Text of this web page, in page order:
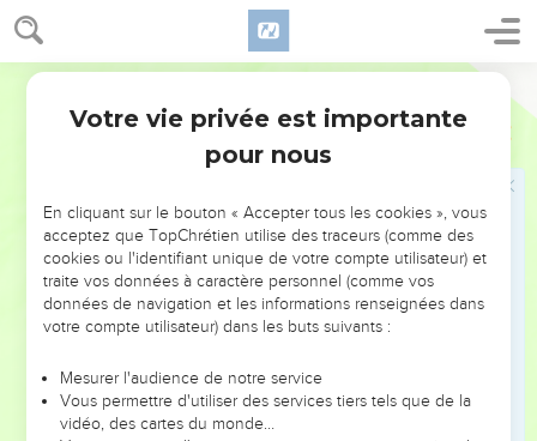
Hébreux 12
sang pour nous rendre purs. Il est l’intermédiaire d’une
alliance nouvelle que Dieu a établie avec nous, et son sang
répandu parle plus fort que celui d’Abel.
Attention, ne refusez pas d’écouter celui qui vous parle !
Sur la terre, Moïse a averti les Israélites, mais ils ont refusé
de l’écouter, et ils n’ont pas échappé à la punition. Nous,
c’est du ciel que Dieu nous parle. Si nous lui tournons le dos,
nous serons punis, c’est sûr !
Autrefois, la voix de Dieu a fait trembler la terre.
Aujourd’hui, Dieu nous fait cette promesse : « Encore une
fois, je ferai trembler non seulement la terre mais aussi le
Les mots « encore une fois » annoncent ceci : les choses
créées, qui peuvent être bouleversées, disparaîtront. Ainsi,
les choses qui ne peuvent pas être bouleversées
Votre vie privée est importante
pour nous
En cliquant sur le bouton « Accepter tous les cookies », vous
acceptez que TopChrétien utilise des traceurs (comme des
cookies ou l'identifiant unique de votre compte utilisateur) et
traite vos données à caractère personnel (comme vos
données de navigation et les informations renseignées dans
votre compte utilisateur) dans les buts suivants :
Mesurer l'audience de notre service
Vous permettre d'utiliser des services tiers tels que de la
vidéo, des cartes du monde…